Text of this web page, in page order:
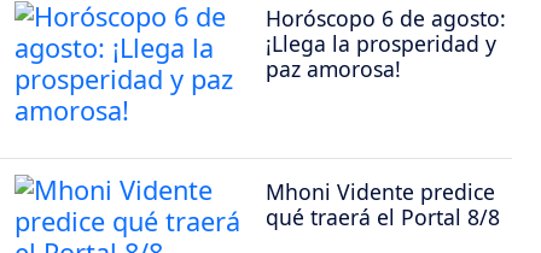
Horóscopo 6 de agosto:
¡Llega la prosperidad y
paz amorosa!
Mhoni Vidente predice
qué traerá el Portal 8/8